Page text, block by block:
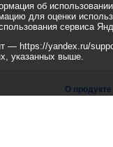
О продукте
об
для оценки
сервиса
— https://yandex.ru/
указанных выше.